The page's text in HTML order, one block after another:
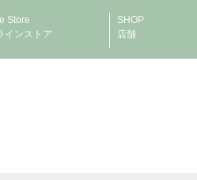
Store
インストア
SHOP
店舗